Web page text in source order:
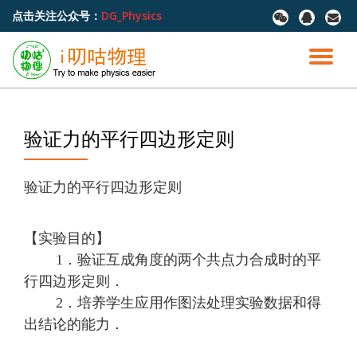
容
点击关注公众号： DG_Physics
fa-
wechat
fa-
qq
fa-
切
验证力的平行四边形定则
验证力的平行四边形定则
【实验目的】
1．验证互成角度的两个共点力合成时的平
行四边形定则．
2．培养学生应用作图法处理实验数据和得
出结论的能力．